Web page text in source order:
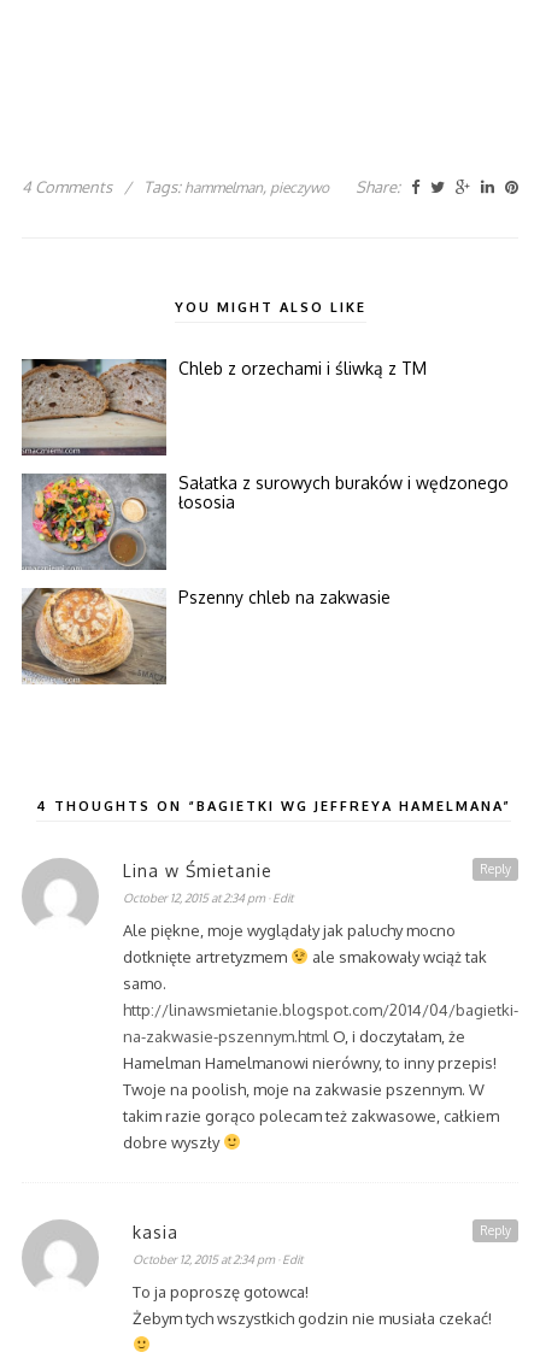
4 Comments / Tags: hammelman, pieczywo Share:
YOU MIGHT ALSO LIKE
Chleb z orzechami i śliwką z TM
Sałatka z surowych buraków i wędzonego
łososia
Pszenny chleb na zakwasie
4 THOUGHTS ON “BAGIETKI WG JEFFREYA HAMELMANA”
Lina w Śmietanie
October 12, 2015 at 2:34 pm · Edit
Ale piękne, moje wyglądały jak paluchy mocno
dotknięte artretyzmem
ale smakowały wciąż tak
samo.
http://linawsmietanie.blogspot.com/2014/04/bagietki-
na-zakwasie-pszennym.html O, i doczytałam, że
Hamelman Hamelmanowi nierówny, to inny przepis!
Twoje na poolish, moje na zakwasie pszennym. W
takim razie gorąco polecam też zakwasowe, całkiem
dobre wyszły
Reply
kasia
October 12, 2015 at 2:34 pm · Edit
To ja poproszę gotowca!
Żebym tych wszystkich godzin nie musiała czekać!
Reply